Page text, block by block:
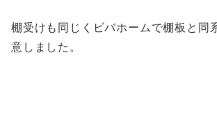
棚受けも同じくビバホームで棚板と同
意しました。